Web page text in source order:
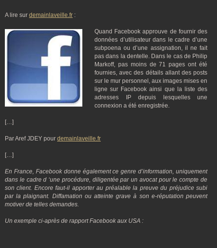
A lire sur demainlaveille.fr :
Quand Facebook approuve de fournir des
données d’utilisateur dans le cadre d’une
subpoena ou d’une assignation, il ne fait
pas dans la dentelle. Dans le cas de Philip
Markoff, pas moins de 71 pages ont été
fournies, avec des détails allant des posts
sur le mur personnel, aux images mises en
ligne sur Facebook ainsi que la liste des
adresses IP depuis lesquelles une
connexion a été enregistrée.
[…]
Par Aref JDEY pour demainlaveille.fr
[…]
En France, Facebook donne également ce genre d’information, uniquement
dans le cadre d ‘une procédure, diligentée par un avocat pour le compte de
son client. Encore faut-il apporter au préalable la preuve du préjudice subi
par la plaignant. Diffamation ou atteinte grave à son e-réputation peuvent
motiver de telles demandes.
Un exemple ci-après de rapport Facebook aux USA :